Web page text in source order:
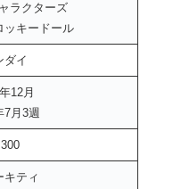
ラクターズ
キードール
ダイ
12月
7月3週
300
キティ